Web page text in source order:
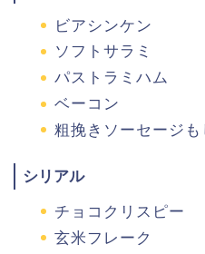
ビアシンケン
ソフトサラミ
パストラミハム
ベーコン
粗挽きソーセージ
シリアル
チョコクリスピー
玄米フレーク